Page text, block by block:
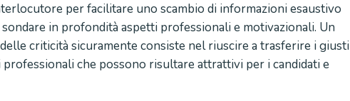
per facilitare uno scambio di informazioni esaustivo
in profondità aspetti professionali e motivazionali. Un
criticità sicuramente consiste nel riuscire a trasferire i giusti
che possono risultare attrattivi per i candidati e